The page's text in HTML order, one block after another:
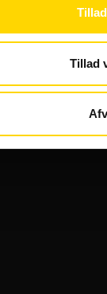
Tillad